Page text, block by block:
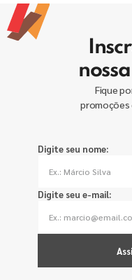
Fique
promoções
Digite seu nome:
Digite seu e-mail: